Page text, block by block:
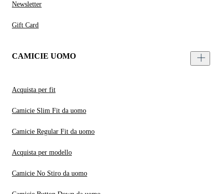
Newsletter
Gift Card
CAMICIE UOMO
Acquista per fit
Camicie Slim Fit da uomo
Camicie Regular Fit da uomo
Acquista per modello
Camicie No Stiro da uomo